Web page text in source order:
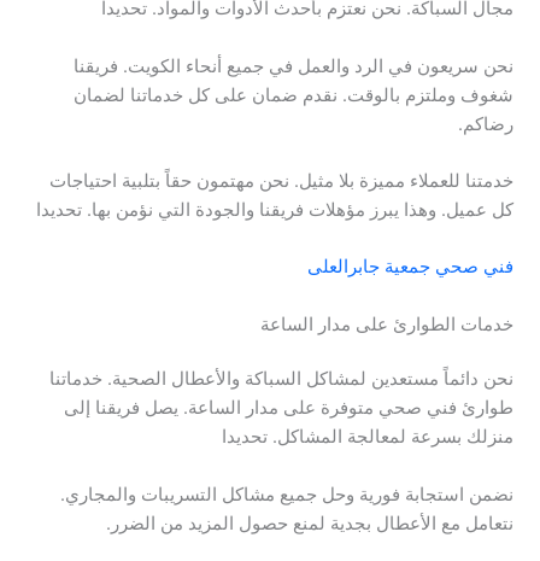
مجال السباكة. نحن نعتزم بأحدث الأدوات والمواد. تحديدا
نحن سريعون في الرد والعمل في جميع أنحاء الكويت. فريقنا
شغوف وملتزم بالوقت. نقدم ضمان على كل خدماتنا لضمان
رضاكم.
خدمتنا للعملاء مميزة بلا مثيل. نحن مهتمون حقاً بتلبية احتياجات
كل عميل. وهذا يبرز مؤهلات فريقنا والجودة التي نؤمن بها. تحديدا
فني صحي جمعية جابرالعلى
خدمات الطوارئ على مدار الساعة
نحن دائماً مستعدين لمشاكل السباكة والأعطال الصحية. خدماتنا
طوارئ فني صحي متوفرة على مدار الساعة. يصل فريقنا إلى
منزلك بسرعة لمعالجة المشاكل. تحديدا
نضمن استجابة فورية وحل جميع مشاكل التسريبات والمجاري.
نتعامل مع الأعطال بجدية لمنع حصول المزيد من الضرر.